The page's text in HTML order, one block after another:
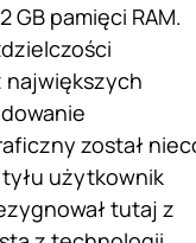
GB pamięci RAM.
największych
został
użytkownik
tutaj z